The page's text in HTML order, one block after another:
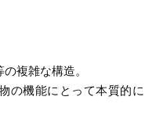
複雑な構造。
の機能にとって本質的に